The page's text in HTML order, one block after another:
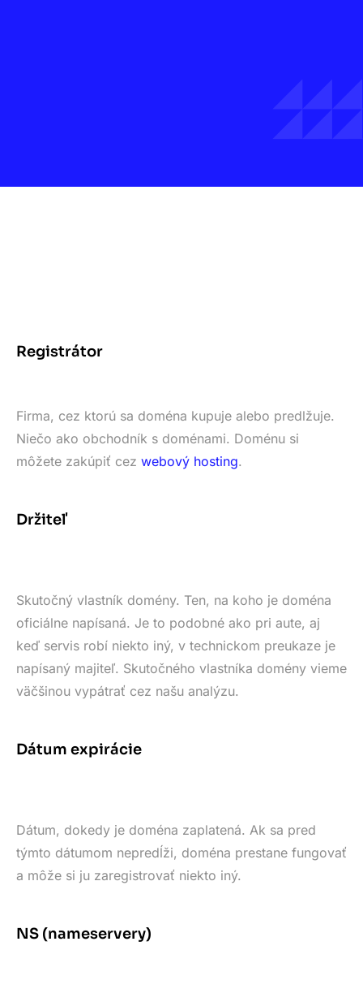
Registrátor
Firma, cez ktorú sa doména kupuje alebo predlžuje.
Niečo ako obchodník s doménami. Doménu si
môžete zakúpiť cez webový hosting.
Držiteľ
Skutočný vlastník domény. Ten, na koho je doména
oficiálne napísaná. Je to podobné ako pri aute, aj
keď servis robí niekto iný, v technickom preukaze je
napísaný majiteľ. Skutočného vlastníka domény vieme
väčšinou vypátrať cez našu analýzu.
Dátum expirácie
Dátum, dokedy je doména zaplatená. Ak sa pred
týmto dátumom nepredĺži, doména prestane fungovať
a môže si ju zaregistrovať niekto iný.
NS (nameservery)